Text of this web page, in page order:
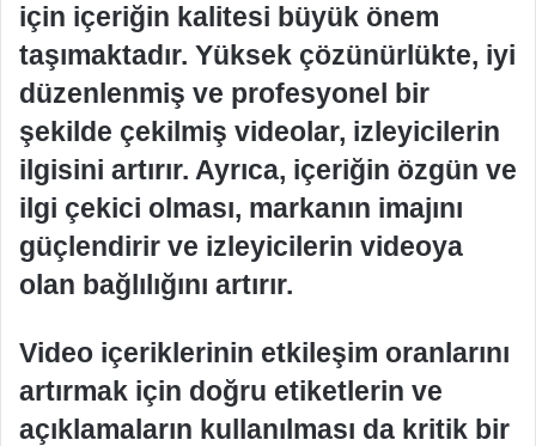
için içeriğin kalitesi büyük önem
taşımaktadır. Yüksek çözünürlükte, iyi
düzenlenmiş ve profesyonel bir
şekilde çekilmiş videolar, izleyicilerin
ilgisini artırır. Ayrıca, içeriğin özgün ve
ilgi çekici olması, markanın imajını
güçlendirir ve izleyicilerin videoya
olan bağlılığını artırır.
Video içeriklerinin etkileşim oranlarını
artırmak için doğru etiketlerin ve
açıklamaların kullanılması da kritik bir